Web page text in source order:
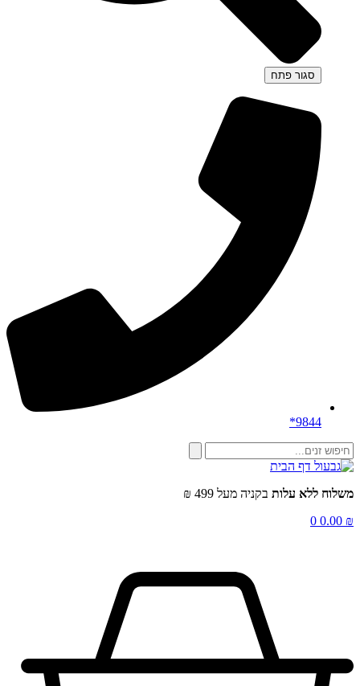
סגור פתח
9844*
משלוח ללא עלות בקניה מעל 499 ₪
0.00₪
0